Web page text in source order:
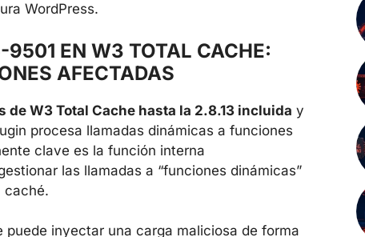
WordPress.
EN W3 TOTAL CACHE:
AFECTADAS
de W3 Total Cache hasta la 2.8.13 incluida y
procesa llamadas dinámicas a funciones
clave es la función interna
las llamadas a “funciones dinámicas”
caché.
puede inyectar una carga maliciosa de forma